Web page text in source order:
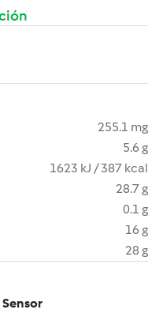
255.1 mg
5.6 g
1623 kJ / 387 kcal
28.7 g
0.1 g
16 g
28 g